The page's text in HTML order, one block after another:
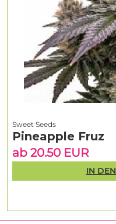
Sweet Seeds
Pineapple Fruz
ab 20.50 EUR
IN